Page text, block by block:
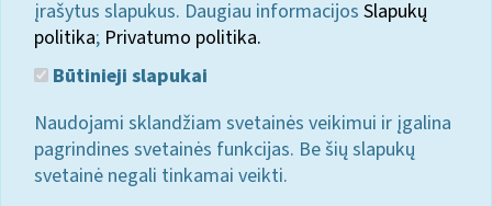
įrašytus slapukus. Daugiau informacijos Slapukų
politika; Privatumo politika.
Būtinieji slapukai
Naudojami sklandžiam svetainės veikimui ir įgalina
pagrindines svetainės funkcijas. Be šių slapukų
svetainė negali tinkamai veikti.